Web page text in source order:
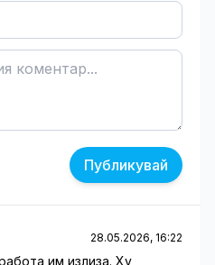
Публикувай
28.05.2026, 16:22
им излиза. Ху